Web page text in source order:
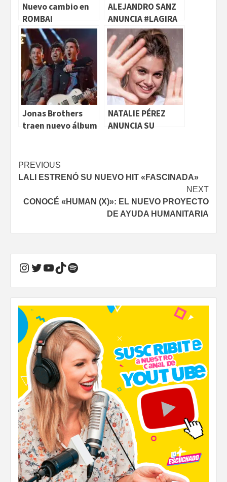
Nuevo cambio en
ROMBAI
ALEJANDRO SANZ
ANUNCIA #LAGIRA
2021
Jonas Brothers
traen nuevo álbum
NATALIE PÉREZ
ANUNCIA SU
Continue
Reading
PREVIOUS
LALI ESTRENÓ SU NUEVO HIT «FASCINADA»
NEXT
CONOCÉ «HUMAN (X)»: EL NUEVO PROYECTO
DE AYUDA HUMANITARIA
Instagram
Twitter
YouTube
TikTokSpotify